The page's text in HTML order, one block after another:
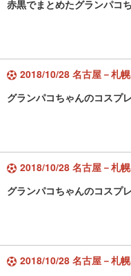
赤黒でまとめたグランパコ
2018/10/28 名古屋－札幌
グランパコちゃんのコスプ
2018/10/28 名古屋－札幌
グランパコちゃんのコスプレ
2018/10/28 名古屋－札幌